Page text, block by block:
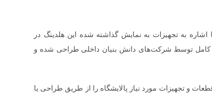
اشاره به تجهیزات به نمایش گذاشته شده این هلدینگ در
کامل توسط شرکت‌های دانش بنیان داخلی طراحی شده و
و تجهیزات مورد نیاز پالایشگاه را از طریق طراحی یا